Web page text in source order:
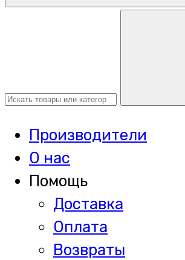
Производители
О нас
Помощь
Доставка
Оплата
Возвраты